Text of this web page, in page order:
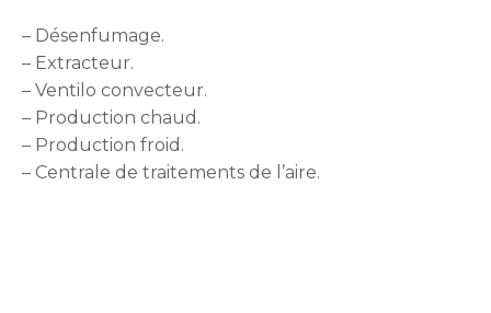
– Désenfumage.
– Extracteur.
– Ventilo convecteur.
– Production chaud.
– Production froid.
– Centrale de traitements de l’aire.